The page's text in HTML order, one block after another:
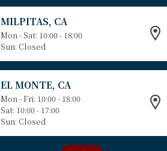
MILPITAS, CA
Mon - Sat: 10:00 - 18:00
Sun: Closed
EL MONTE, CA
Mon - Fri: 10:00 - 18:00
Sat: 10:00 - 17:00
Sun: Closed